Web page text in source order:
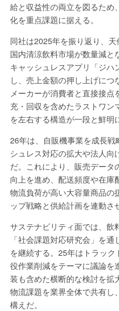
給と収益性の両立を図るため
化を重点課題に据える。
同社は2025年を振り返り、
国内清涼飲料市場が数量減と
キャッシュレスアプリ「ジハ
し、売上金額の押し上げに
メーカーが消費者と直接接点
充・回収を含めたラストワン
を左右する構造が一段と鮮明
26年は、自販機事業を成長
シュレス対応の拡大や法人
だ。これにより、販売データ
向上を進め、配送頻度や在庫
物流負荷が高い大容量商品の
ップ戦略と供給計画を連動さ
サステナビリティ面では、飲
「社会課題対応研究会」を
を継続する。25年はトラッ
役作業削減をテーマに議論を
装も含めた横断的な検討を拡
物流課題を業界全体で共有し
構えだ。